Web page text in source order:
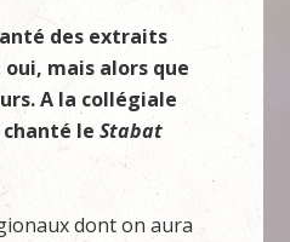
des extraits
mais alors que
A la collégiale
chanté leStabat
dont on aura